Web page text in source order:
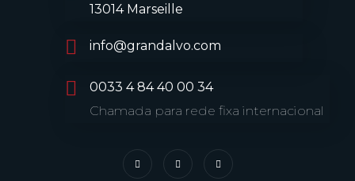
13014 Marseille
info@grandalvo.com
0033 4 84 40 00 34
Chamada para rede fixa internacional